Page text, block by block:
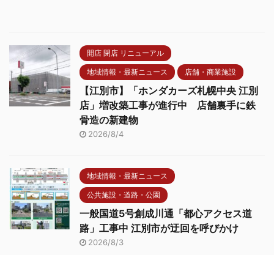
開店 閉店 リニューアル
地域情報・最新ニュース 店舗・商業施設
【江別市】「ホンダカーズ札幌中央 江別
店」増改築工事が進行中 店舗裏手に鉄
骨造の新建物
2026/8/4
地域情報・最新ニュース
公共施設・道路・公園
一般国道5号創成川通「都心アクセス道
路」工事中 江別市が迂回を呼びかけ
2026/8/3